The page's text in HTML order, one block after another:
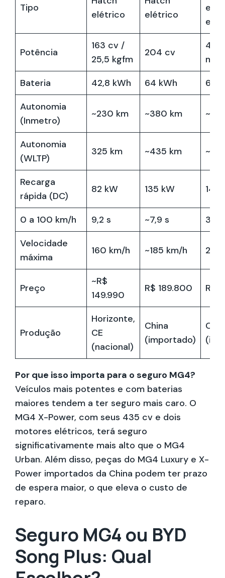
Tipo
elétrico
elétrico
Potência
163 cv /
25,5 kgfm
204 cv
435
Bateria
42,8 kWh 64 kWh
64
Autonomia
(Inmetro)
~230 km ~380 km
Autonomia
(WLTP)
325 km ~435 km
Recarga
rápida (DC)
82 kW 135 kW 140
0 a 100 km/h 9,2 s ~7,9 s
3,8 s
Velocidade
máxima
160 km/h ~185 km/h 200
Preço
~R$
149.990
R$ 189.800 R$
Produção
Horizonte,
CE
(nacional)
China
(importado)
Por que isso importa para o seguro MG4?
Veículos mais potentes e com baterias
maiores tendem a ter seguro mais caro. O
MG4 X-Power, com seus 435 cv e dois
motores elétricos, terá seguro
significativamente mais alto que o MG4
Urban. Além disso, peças do MG4 Luxury e X-
Power importados da China podem ter prazo
de espera maior, o que eleva o custo de
reparo.
Seguro MG4 ou BYD
Song Plus: Qual